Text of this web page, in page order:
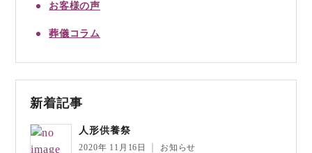
お客様の声
葬儀コラム
新着記事
人形供養祭
2020年 11月16日 お知らせ